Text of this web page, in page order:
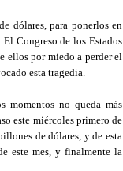
dólares, para ponerlos en
Congreso de los Estados
ellos por miedo a perder el
esta tragedia.
momentos no queda más
este miércoles primero de
de dólares, y de esta
este mes, y finalmente la